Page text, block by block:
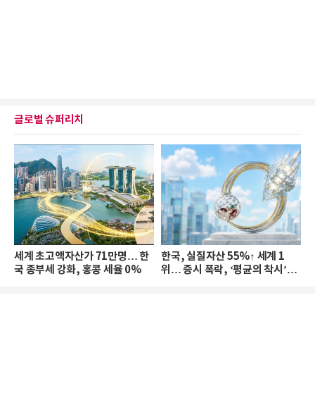
글로벌 슈퍼리치
세계 초고액자산가 71만명… 한
국 종부세 강화, 홍콩 세율 0%
한국, 실질자산 55%↑ 세계 1
위… 증시 폭락, ‘평균의 착시’와